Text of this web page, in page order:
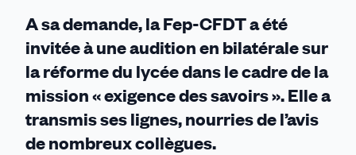
ministère
A sa demande, la Fep-CFDT a été
invitée à une audition en bilatérale sur
la réforme du lycée dans le cadre de la
mission « exigence des savoirs ». Elle a
transmis ses lignes, nourries de l’avis
de nombreux collègues.